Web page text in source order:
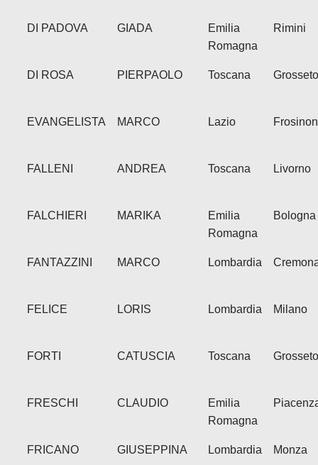
DI PADOVA GIADA
Emilia
Romagna
Rimini
DI ROSA PIERPAOLO Toscana Grosseto
EVANGELISTA MARCO Lazio
FALLENI ANDREA Toscana Livorno
FALCHIERI MARIKA
Emilia
Romagna
Bologna
FANTAZZINI MARCO Lombardia
FELICE LORIS Lombardia Milano
FORTI CATUSCIA Toscana Grosseto
FRESCHI CLAUDIO
Emilia
Romagna
FRICANO GIUSEPPINA Lombardia Monza